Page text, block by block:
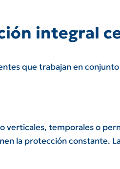
integral
que trabajan en
verticales, temporales o
la protección constante.